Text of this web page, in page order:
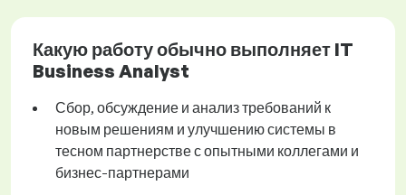
Какую работу обычно выполняет IT
Business Analyst
Сбор, обсуждение и анализ требований к
новым решениям и улучшению системы в
тесном партнерстве с опытными коллегами и
бизнес-партнерами